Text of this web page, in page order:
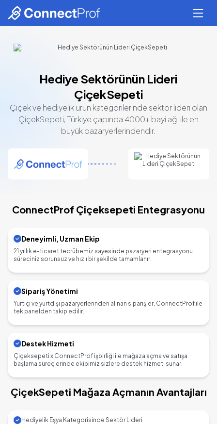
Hediye Sektörünün Lideri
ÇiçekSepeti
Çiçek ve hediyelik ürün kategorilerinde sektör lideri olan
ÇiçekSepeti, Türkiye çapında 4000+ bayi ağı ile en
büyük pazaryerlerindendir.
ConnectProf Çiçeksepeti Entegrasyonu
Deneyimli, Uzman Ekip
21 yıllık e-ticaret tecrübemiz sayesinde pazaryeri entegrasyonu
süreciniz sorunsuz ve hızlı bir şekilde tamamlanır.
Sipariş Yönetimi
Yurtiçi ve yurtdışı pazaryerlerinden alınan siparişler, ConnectProf ile
tek panelden takip edilir.
Destek Hizmeti
Çiçeksepeti x ConnectProf işbirliği ile mağaza açma ve satışa
başlama süreçlerinde ekibimiz sizlere destek hizmeti sunar.
ÇiçekSepeti Mağaza Açmanın Avantajları
Hediyelik Eşya Kategorisinde Sektör Lideri